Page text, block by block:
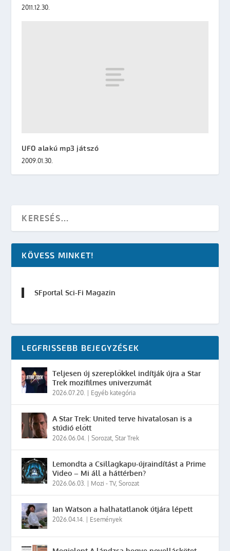
2011.12.30.
UFO alakú mp3 játszó
2009.01.30.
KÖVESS MINKET!
SFportal Sci-Fi Magazin
LEGFRISSEBB BEJEGYZÉSEK
Teljesen új szereplőkkel indítják újra a Star
Trek mozifilmes univerzumát
2026.07.20. Egyéb kategória
A Star Trek: United terve hivatalosan is a
stúdió előtt
2026.06.04. |Sorozat ,Star Trek
Lemondta a Csillagkapu-újraindítást a Prime
Video – Mi áll a háttérben?
2026.06.03. Mozi - TV,Sorozat
Ian Watson a halhatatlanok útjára lépett
2026.04.14. Események